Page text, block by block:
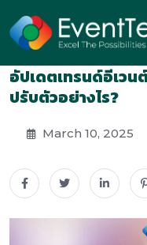
อัปเดตเทรนด์อีเว
ปรับตัวอย่างไร?
March 10, 2025